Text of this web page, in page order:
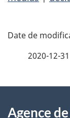
D
2020-12-31
Agence